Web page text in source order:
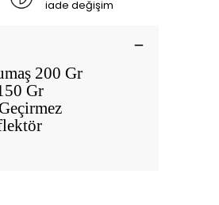
iade değişim
200 Gr
Gr